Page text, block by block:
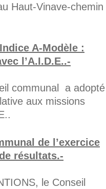
Haut-Vinave-chemin
A-Modèle :
l’A.I.D.E..-
communal a adopté
aux missions
de l’exercice
résultats.-
le Conseil